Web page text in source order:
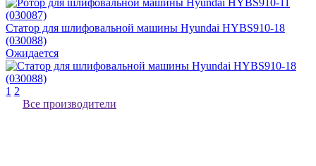
Статор для шлифовальной машины Hyundai HYBS910-18
(030088)
Ожидается
1 2
Все производители